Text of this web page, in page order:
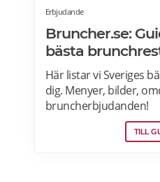
Erbjudande
Bruncher.se:
bästa
Här listar vi Sveriges
dig. Menyer, bilder,
bruncherbjudanden!
TILL